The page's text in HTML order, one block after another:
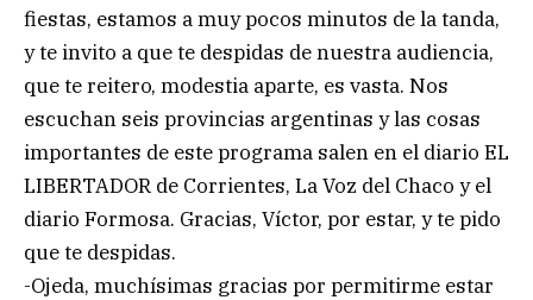
fiestas, estamos a muy pocos minutos de la tanda,
y te invito a que te despidas de nuestra audiencia,
que te reitero, modestia aparte, es vasta. Nos
escuchan seis provincias argentinas y las cosas
importantes de este programa salen en el diario EL
LIBERTADOR de Corrientes, La Voz del Chaco y el
diario Formosa. Gracias, Víctor, por estar, y te pido
que te despidas.
-Ojeda, muchísimas gracias por permitirme estar